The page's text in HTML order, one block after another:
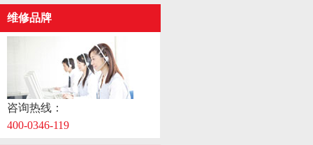
维修品牌
咨询热线：
400-0346-119